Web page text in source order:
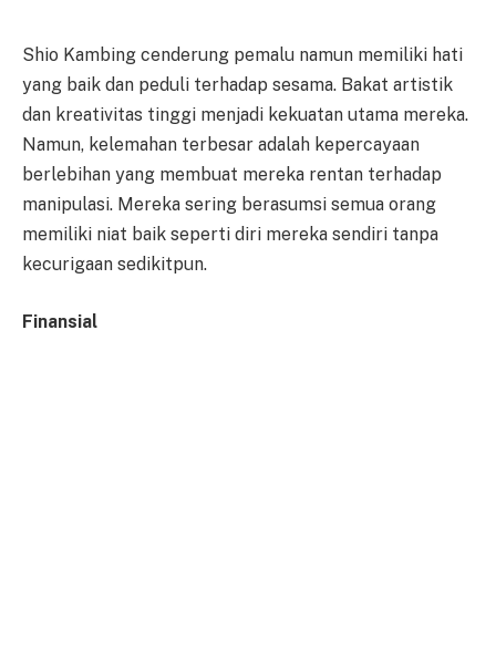
Shio Kambing cenderung pemalu namun memiliki hati
yang baik dan peduli terhadap sesama. Bakat artistik
dan kreativitas tinggi menjadi kekuatan utama mereka.
Namun, kelemahan terbesar adalah kepercayaan
berlebihan yang membuat mereka rentan terhadap
manipulasi. Mereka sering berasumsi semua orang
memiliki niat baik seperti diri mereka sendiri tanpa
kecurigaan sedikitpun.
Finansial